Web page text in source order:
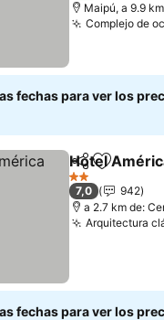
Maipú, a 9.9
Complejo de
fechas para ver los
Compartir
Añadir a
Hotel
2 Estrellas
7,0
942
a 2.7 km de:
Arquitectura
fechas para ver los